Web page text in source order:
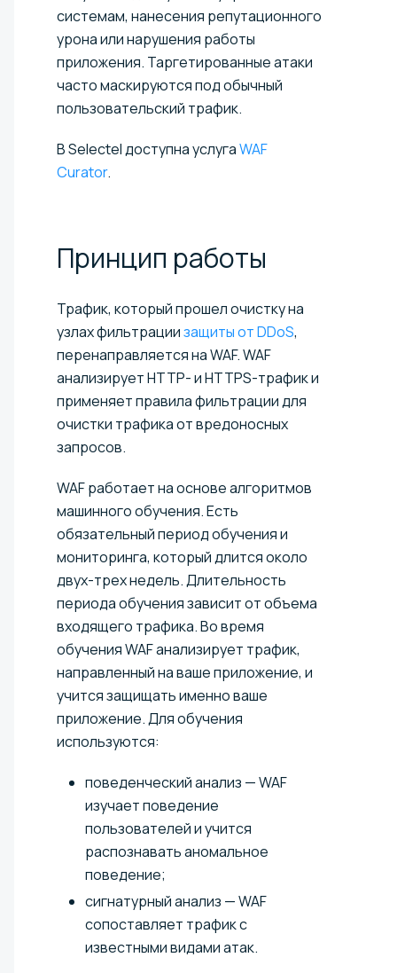
системам, нанесения репутационного
урона или нарушения работы
приложения. Таргетированные атаки
часто маскируются под обычный
пользовательский трафик.
В Selectel доступна услугаWAF
Curator.
Принцип работы
Трафик, который прошел очистку на
узлах фильтрациизащиты от DDoS,
перенаправляется на WAF. WAF
анализирует HTTP- и HTTPS-трафик и
применяет правила фильтрации для
очистки трафика от вредоносных
запросов.
WAF работает на основе алгоритмов
машинного обучения. Есть
обязательный период обучения и
мониторинга, который длится около
двух-трех недель. Длительность
периода обучения зависит от объема
входящего трафика. Во время
обучения WAF анализирует трафик,
направленный на ваше приложение, и
учится защищать именно ваше
приложение. Для обучения
используются:
поведенческий анализ — WAF
изучает поведение
пользователей и учится
распознавать аномальное
поведение;
сигнатурный анализ — WAF
сопоставляет трафик с
известными видами атак.